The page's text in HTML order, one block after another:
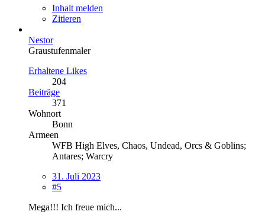
Inhalt melden
Zitieren
Nestor
Graustufenmaler
Erhaltene Likes
204
Beiträge
371
Wohnort
Bonn
Armeen
WFB High Elves, Chaos, Undead, Orcs & Goblins;
Antares; Warcry
31. Juli 2023
#5
Mega!!! Ich freue mich...